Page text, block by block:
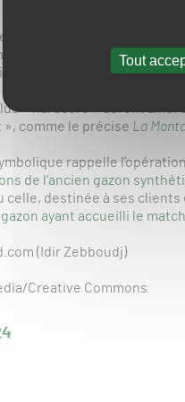
Tout
tout à la fois l’accession du
pour la saison
gazon du stade Amédée-
« hardcore » auront
comme le précise La
rappelle
de l’ancien gazon
celle, destinée à ses
ayant accueilli le
(Idir Zebboudj)
Creative Commons